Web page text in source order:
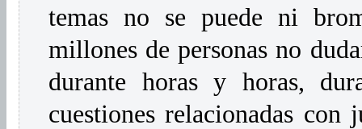
temas no se puede ni
millones de personas no
durante horas y horas,
cuestiones relacionadas con